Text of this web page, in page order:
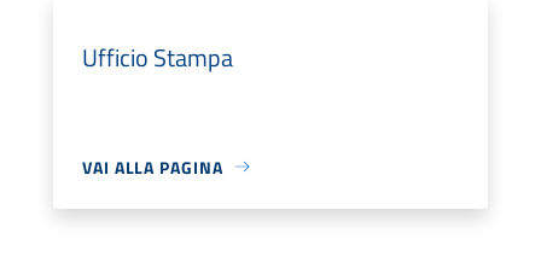
Ufficio Stampa
VAI ALLA PAGINA